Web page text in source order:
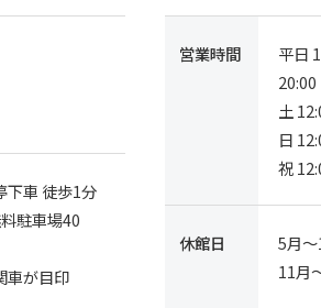
下車 徒歩1分
駐車場40
が目印
営業時間
平日
20:00
土
日
祝
休館日
5月
11月